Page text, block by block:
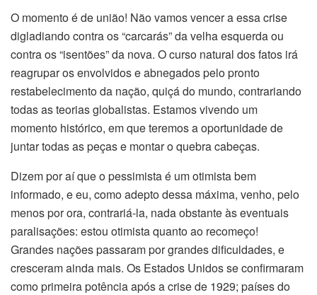
O momento é de união! Não vamos vencer a essa crise
digladiando contra os “carcarás” da velha esquerda ou
contra os “isentões” da nova. O curso natural dos fatos irá
reagrupar os envolvidos e abnegados pelo pronto
restabelecimento da nação, quiçá do mundo, contrariando
todas as teorias globalistas. Estamos vivendo um
momento histórico, em que teremos a oportunidade de
juntar todas as peças e montar o quebra cabeças.
Dizem por aí que o pessimista é um otimista bem
informado, e eu, como adepto dessa máxima, venho, pelo
menos por ora, contrariá-la, nada obstante às eventuais
paralisações: estou otimista quanto ao recomeço!
Grandes nações passaram por grandes dificuldades, e
cresceram ainda mais. Os Estados Unidos se confirmaram
como primeira potência após a crise de 1929; países do